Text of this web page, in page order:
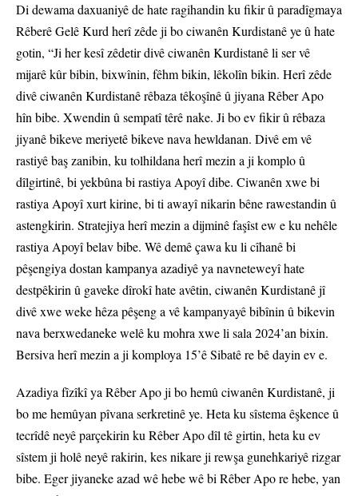
Di dewama daxuaniyê de hate ragihandin ku fikir û paradîgmaya
Rêberê Gelê Kurd herî zêde ji bo ciwanên Kurdistanê ye û hate
gotin, “Ji her kesî zêdetir divê ciwanên Kurdistanê li ser vê
mijarê kûr bibin, bixwînin, fêhm bikin, lêkolîn bikin. Herî zêde
divê ciwanên Kurdistanê rêbaza têkoşînê û jiyana Rêber Apo
hîn bibe. Xwendin û sempatî têrê nake. Ji bo ev fikir û rêbaza
jiyanê bikeve meriyetê bikeve nava hewldanan. Divê em vê
rastiyê baş zanibin, ku tolhildana herî mezin a ji komplo û
dîlgirtinê, bi yekbûna bi rastiya Apoyî dibe. Ciwanên xwe bi
rastiya Apoyî xurt kirine, bi ti awayî nikarin bêne rawestandin û
astengkirin. Stratejiya herî mezin a dijminê faşîst ew e ku nehêle
rastiya Apoyî belav bibe. Wê demê çawa ku li cîhanê bi
pêşengiya dostan kampanya azadiyê ya navneteweyî hate
destpêkirin û gaveke dîrokî hate avêtin, ciwanên Kurdistanê jî
divê xwe weke hêza pêşeng a vê kampanyayê bibînin û bikevin
nava berxwedaneke welê ku mohra xwe li sala 2024’an bixin.
Bersiva herî mezin a ji komploya 15’ê Sibatê re bê dayin ev e.
Azadiya fîzîkî ya Rêber Apo ji bo hemû ciwanên Kurdistanê, ji
bo me hemûyan pîvana serkretinê ye. Heta ku sîstema êşkence û
tecrîdê neyê parçekirin ku Rêber Apo dîl tê girtin, heta ku ev
sîstem ji holê neyê rakirin, kes nikare ji rewşa gunehkariyê rizgar
bibe. Eger jiyaneke azad wê hebe wê bi Rêber Apo re hebe, yan